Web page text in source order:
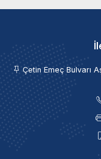
Çetin Emeç Bulvarı